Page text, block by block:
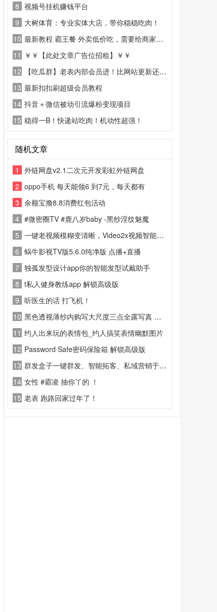
8 视频号挂机赚钱平台
9 大树体育：专业实体大店，带你稳稳吃肉！
10 最新教程 霸王餐 外卖低价吃，需要给商家好评
11 ￥￥【此处文章广告位招租】￥￥
12
【吃瓜群】老表内部会员进！比网站更新还精彩！
13 最新扣扣刷超级会员教程
14 抖音＋微信被动引流爆粉变现项目
15 稳得一B！快递站吃肉！机动性超强！
随机文章
1
外链网盘v2.1二次元开发彩虹外链网盘
2 oppo手机 每天能领6 到7元，每天都有
3 余额宝撸8.8消费红包活动
4 #微密圈TV #鹿八岁baby -黑纱淫纹魅魔
5 一键老视频模糊变清晰，Video2x视频智能超分辨率、补帧
6 蜗牛影视TV版5.6.0纯净版 点播+直播
7 独孤发型设计app你的智能发型试戴助手
8 t私人健身教练app 解锁高级版
9 听医生的话 打飞机！
10 黑色透视薄纱内购写大尺度三点全露写真 风骚裸舞视频 #露点 #裸舞
11 约人出来玩的表情包_约人搞笑表情幽默图片
12 Password Safe密码保险箱 解锁高级版
13 群发盒子一键群发、智能拓客、私域营销于一身的全能营销助手，专门为微商
14 女性 #霸凌 抽你丫的 ！
15 老表 跑路回家过年了！